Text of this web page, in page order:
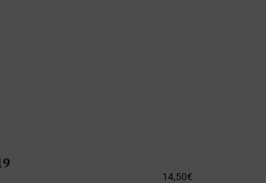
14,50€